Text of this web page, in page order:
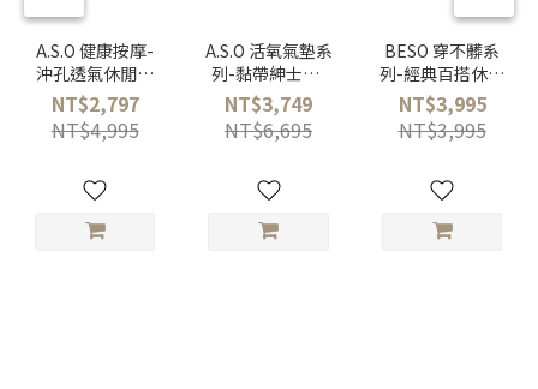
A.S.O 健康按摩-
沖孔透氣休閒娃
娃鞋-米色
NT$2,797
NT$4,995
A.S.O 活氧氣墊系
列-黏帶紳士鞋-
深藍
NT$3,749
NT$6,695
BESO 穿不髒系
列-經典百搭休閒
鞋-白色
NT$3,995
NT$3,995